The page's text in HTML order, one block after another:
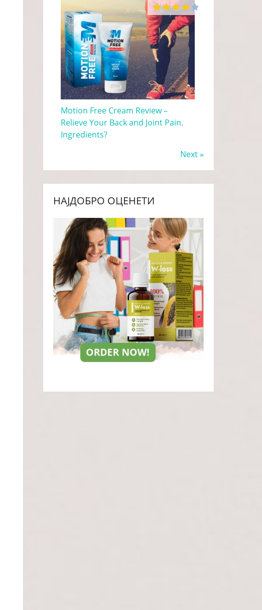
Motion Free Cream Review –
Relieve Your Back and Joint Pain.
Ingredients?
Next »
НАЈДОБРО ОЦЕНЕТИ